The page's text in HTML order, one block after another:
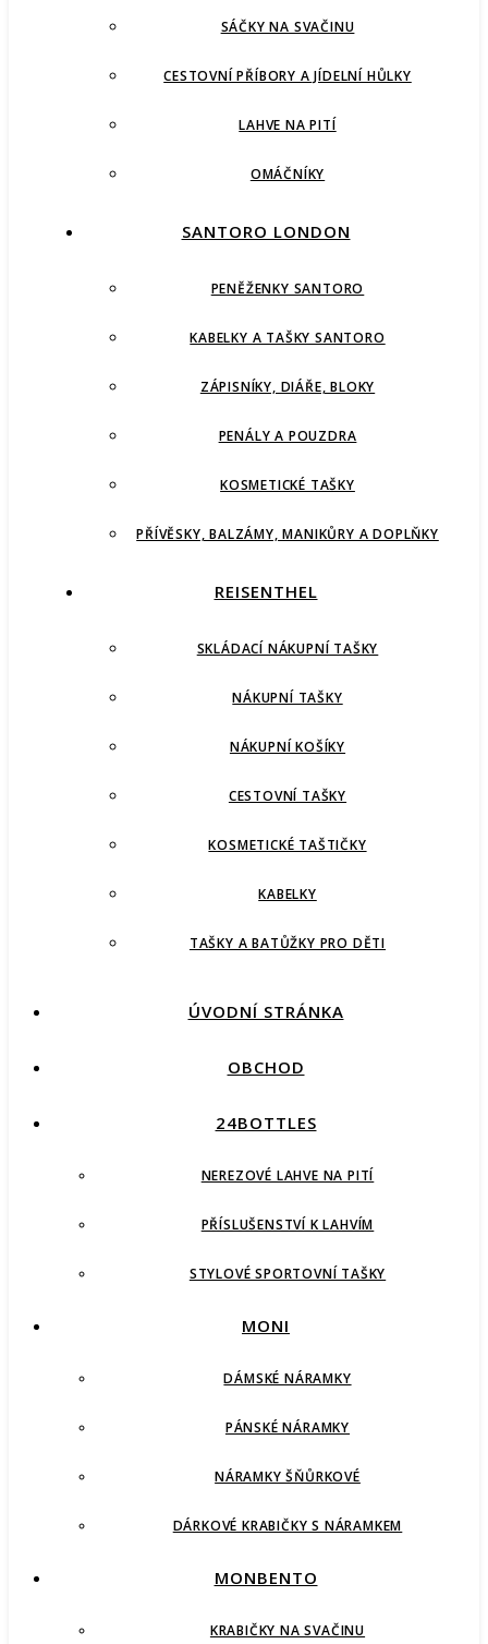
SÁČKY NA SVAČINU
CESTOVNÍ PŘÍBORY A JÍDELNÍ HŮLKY
LAHVE NA PITÍ
OMÁČNÍKY
SANTORO LONDON
PENĚŽENKY SANTORO
KABELKY A TAŠKY SANTORO
ZÁPISNÍKY, DIÁŘE, BLOKY
PENÁLY A POUZDRA
KOSMETICKÉ TAŠKY
PŘÍVĚSKY, BALZÁMY, MANIKŮRY A DOPLŇKY
REISENTHEL
SKLÁDACÍ NÁKUPNÍ TAŠKY
NÁKUPNÍ TAŠKY
NÁKUPNÍ KOŠÍKY
CESTOVNÍ TAŠKY
KOSMETICKÉ TAŠTIČKY
KABELKY
TAŠKY A BATŮŽKY PRO DĚTI
ÚVODNÍ STRÁNKA
OBCHOD
24BOTTLES
NEREZOVÉ LAHVE NA PITÍ
PŘÍSLUŠENSTVÍ K LAHVÍM
STYLOVÉ SPORTOVNÍ TAŠKY
MONI
DÁMSKÉ NÁRAMKY
PÁNSKÉ NÁRAMKY
NÁRAMKY ŠŇŮRKOVÉ
DÁRKOVÉ KRABIČKY S NÁRAMKEM
MONBENTO
KRABIČKY NA SVAČINU